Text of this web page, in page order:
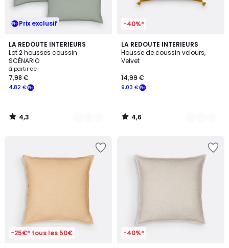
Prix exclusif
LA REDOUTE INTERIEURS
Lot 2 housses coussin
SCÉNARIO
à partir de
4,82 €
7,98 €
4,3
/ 5
10
Couleurs
4,3
/
-40%*
LA REDOUTE INTERIEURS
Housse de coussin velours,
Velvet
9,03 €
14,99 €
4,6
/ 5
10
Couleurs
4,6
/
-25€* tous les 50€ -40%*